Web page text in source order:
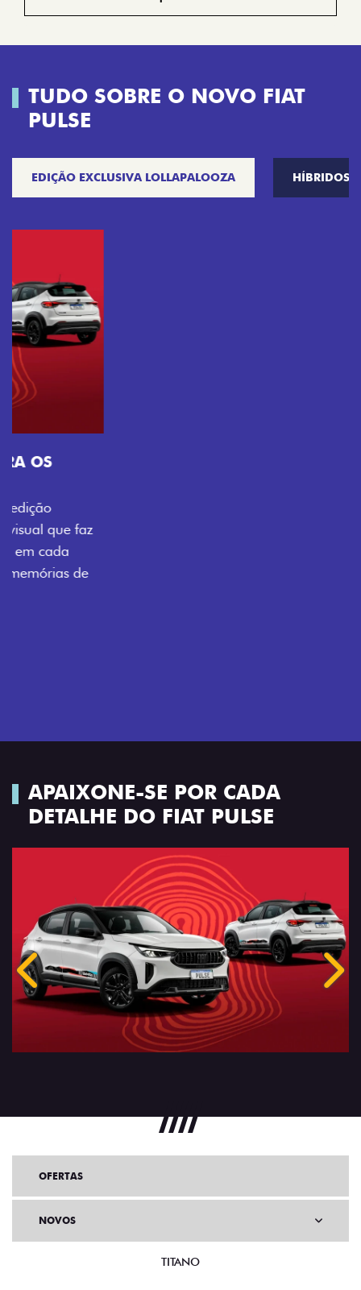
TUDO SOBRE O NOVO FIAT
PULSE
EDIÇÃO EXCLUSIVA LOLLAPALOOZA HÍBRIDOS
VISUAL COM ENERGIA LOLLABR
festival: série numerada, adesivo lateral LollaBR e a
soleira temática que reforçam a exclusividade,
enquanto os detalhes escurecidos, o teto bicolor e as
rodas de liga-leve aro 16” em preto brilhante
APAIXONE-SE POR CADA
DETALHE DO FIAT PULSE
Anterior
OFERTAS
NOVOS
TITANO